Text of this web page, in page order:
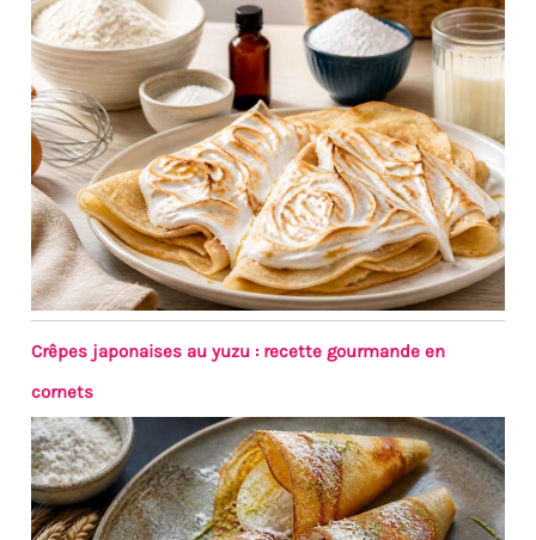
Crêpes japonaises au yuzu : recette gourmande en
cornets